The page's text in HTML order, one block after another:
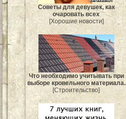
Советы для девушек, как
очаровать всех
[Хорошие новости]
Что необходимо учитывать при
выборе кровельного материала.
[Строительство]